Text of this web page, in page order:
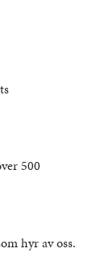
500
hyr av oss.